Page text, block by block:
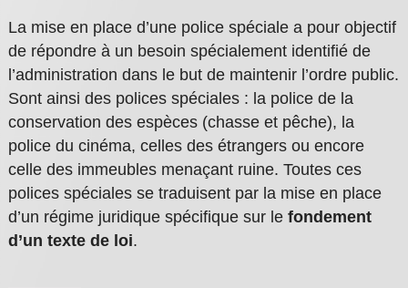
La mise en place d’une police spéciale a pour objectif
de répondre à un besoin spécialement identifié de
l’administration dans le but de maintenir l’ordre public.
Sont ainsi des polices spéciales : la police de la
conservation des espèces (chasse et pêche), la
police du cinéma, celles des étrangers ou encore
celle des immeubles menaçant ruine. Toutes ces
polices spéciales se traduisent par la mise en place
d’un régime juridique spécifique sur le fondement
d’un texte de loi.